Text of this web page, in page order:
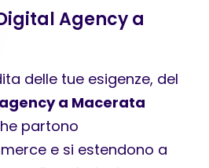
Agency a
delle tue esigenze, del
a Macerata
partono
e si estendono a